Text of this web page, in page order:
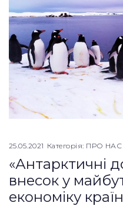
25.05.2021 Категорія: ПРО
«Антарктичні
внесок у
економіку